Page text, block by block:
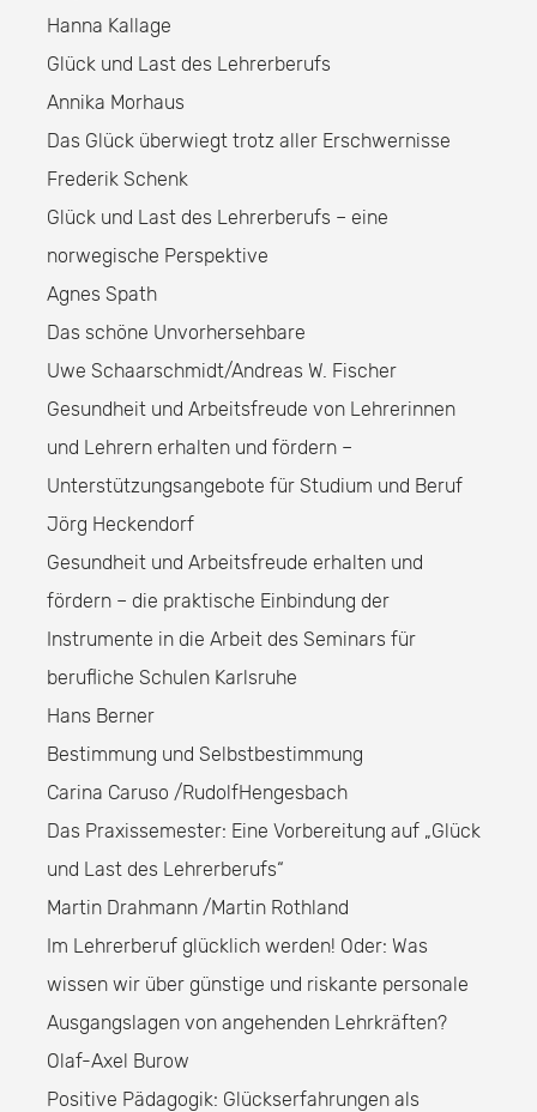
Hanna Kallage
Glück und Last des Lehrerberufs
Annika Morhaus
Das Glück überwiegt trotz aller Erschwernisse
Frederik Schenk
Glück und Last des Lehrerberufs – eine
norwegische Perspektive
Agnes Spath
Das schöne Unvorhersehbare
Uwe Schaarschmidt/Andreas W. Fischer
Gesundheit und Arbeitsfreude von Lehrerinnen
und Lehrern erhalten und fördern –
Unterstützungsangebote für Studium und Beruf
Jörg Heckendorf
Gesundheit und Arbeitsfreude erhalten und
fördern – die praktische Einbindung der
Instrumente in die Arbeit des Seminars für
berufliche Schulen Karlsruhe
Hans Berner
Bestimmung und Selbstbestimmung
Carina Caruso /RudolfHengesbach
Das Praxissemester: Eine Vorbereitung auf „Glück
und Last des Lehrerberufs“
Martin Drahmann /Martin Rothland
Im Lehrerberuf glücklich werden! Oder: Was
wissen wir über günstige und riskante personale
Ausgangslagen von angehenden Lehrkräften?
Olaf-Axel Burow
Positive Pädagogik: Glückserfahrungen als